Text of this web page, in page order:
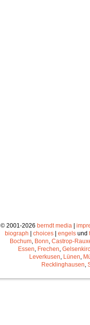
© 2001-2026 berndt media |
biograph | choices | engels und
Bochum Bonn Castrop-
Essen Frechen
Leverkusen Lünen
Recklinghausen